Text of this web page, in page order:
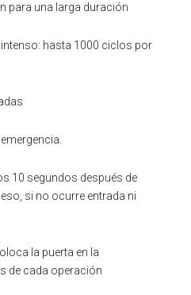
para una larga duración
hasta 1000 ciclos por
10 segundos después de
si no ocurre entrada ni
la puerta en la
de cada operación